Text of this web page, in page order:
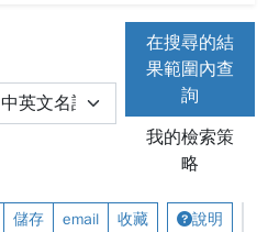
在搜尋的結
果範圍內查
詢
我的檢索策
略
儲存 email 收藏 說明